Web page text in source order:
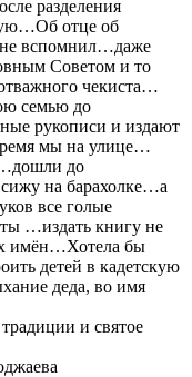
разделения
отце об
вспомнил…даже
Советом и то
чекиста…
семью до
рукописи и издают
мы на улице…
до
на барахолке…а
все голые
…издать книгу не
имён…Хотела бы
детей в кадетскую
деда, во имя
и святое